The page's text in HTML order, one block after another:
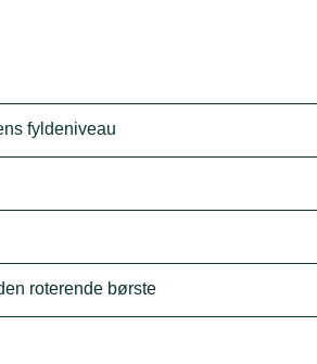
fyldeniveau
roterende børste